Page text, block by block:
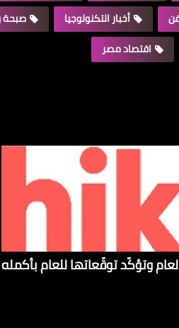
أخبار التكنولوجيا صبحة
اقتصاد مصر
وتؤكّد توقّعاتها للعام بأكمله